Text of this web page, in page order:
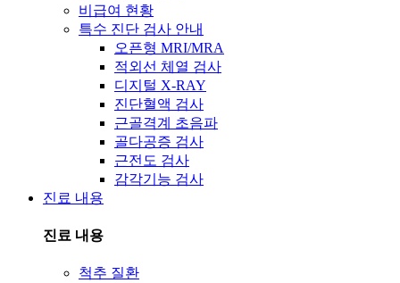
비급여 현황
특수 진단 검사 안내
오픈형 MRI/MRA
적외선 체열 검사
디지털 X-RAY
진단혈액 검사
근골격계 초음파
골다공증 검사
근전도 검사
감각기능 검사
진료 내용
진료 내용
척추 질환